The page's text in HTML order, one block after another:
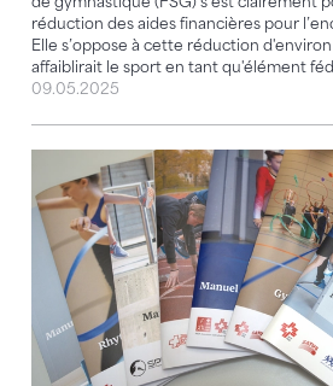
réduction des aides financières pour
Elle s’oppose à cette réduction
affaiblirait le sport en tant qu'élément
09.05.2025
Le matériel didactique J+S